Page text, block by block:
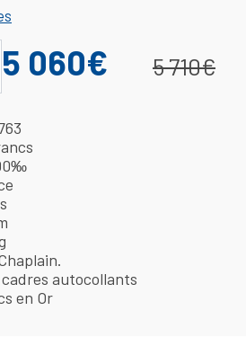
5 060€ 5 710€
cadres autocollants
en Or